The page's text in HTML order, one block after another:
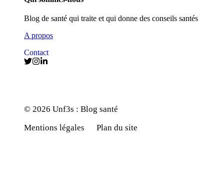
Blog de santé qui traite et qui donne des conseils santés
A propos
Contact
© 2026 Unf3s : Blog santé
Mentions légales
Plan du site